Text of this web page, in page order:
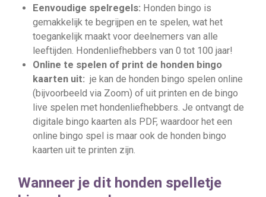
Eenvoudige spelregels: Honden bingo is
gemakkelijk te begrijpen en te spelen, wat het
toegankelijk maakt voor deelnemers van alle
leeftijden. Hondenliefhebbers van 0 tot 100 jaar!
Online te spelen of print de honden bingo
kaarten uit: je kan de honden bingo spelen online
(bijvoorbeeld via Zoom) of uit printen en de bingo
live spelen met hondenliefhebbers. Je ontvangt de
digitale bingo kaarten als PDF, waardoor het een
online bingo spel is maar ook de honden bingo
kaarten uit te printen zijn.
Wanneer je dit honden spelletje